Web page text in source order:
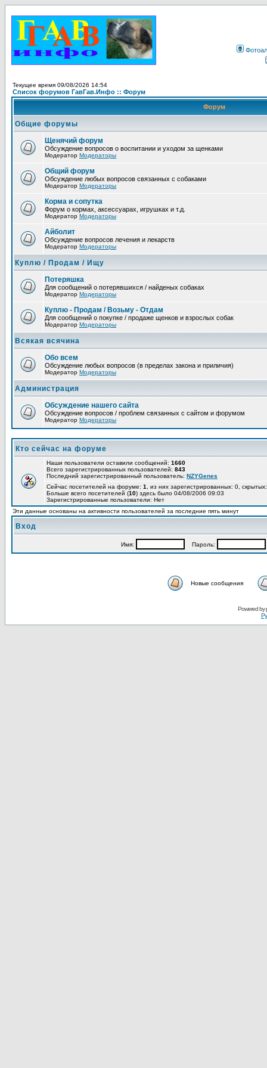
Текущее время 09/08/2026 14:54
Список форумов ГавГав.Инфо :: Форум
Форум
Общие форумы
Щенячий форум
Обсуждение вопросов о воспитании и уходом за щенками
Модератор Модераторы
Общий форум
Обсуждение любых вопросов связанных с собаками
Модератор Модераторы
Корма и сопутка
Форум о кормах, аксессуарах, игрушках и т.д.
Модератор Модераторы
Айболит
Обсуждение вопросов лечения и лекарств
Модератор Модераторы
Куплю / Продам / Ищу
Потеряшка
Для сообщений о потерявшихся / найденых собаках
Модератор Модераторы
Куплю - Продам / Возьму - Отдам
Для сообщений о покупке / продаже щенков и взрослых собак
Модератор Модераторы
Всякая всячина
Обо всем
Обсуждение любых вопросов (в пределах закона и приличия)
Модератор Модераторы
Администрация
Обсуждение нашего сайта
Обсуждение вопросов / проблем связанных с сайтом и форумом
Модератор Модераторы
Кто сейчас на форуме
Наши пользователи оставили сообщений: 1660
Всего зарегистрированных пользователей: 843
Последний зарегистрированный пользователь: NZYGenes
Сейчас посетителей на форуме: 1
, из них зарегистрированных: 0,
Больше всего посетителей (10) здесь было 04/08/2006 09:03
Зарегистрированные пользователи: Нет
Эти данные основаны на активности пользователей за последние пять минут
Вход
Имя: Пароль:
Новые сообщения
Powered by